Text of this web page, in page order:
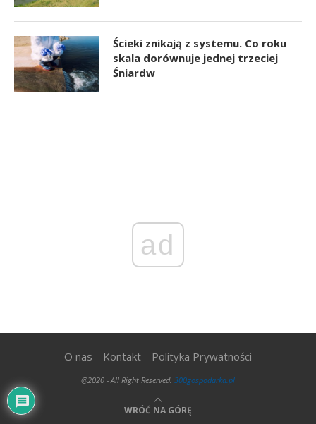
Ścieki znikają z systemu. Co roku
skala dorównuje jednej trzeciej
Śniardw
ad
O nas Kontakt Polityka Prywatności
@2020 - All Right Reserved. 300gospodarka.pl
WRÓĆ NA GÓRĘ